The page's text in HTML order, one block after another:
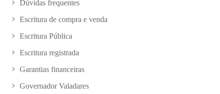
Dúvidas frequentes
Escritura de compra e venda
Escritura Pública
Escritura registrada
Garantias financeiras
Governador Valadares